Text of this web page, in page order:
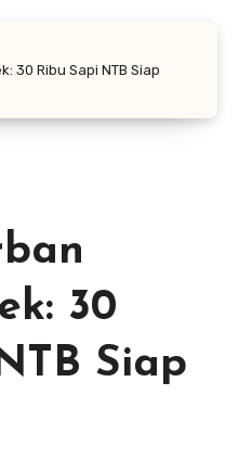
30 Ribu Sapi NTB Siap
30
Siap